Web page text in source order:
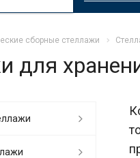
сборные стеллажи
для